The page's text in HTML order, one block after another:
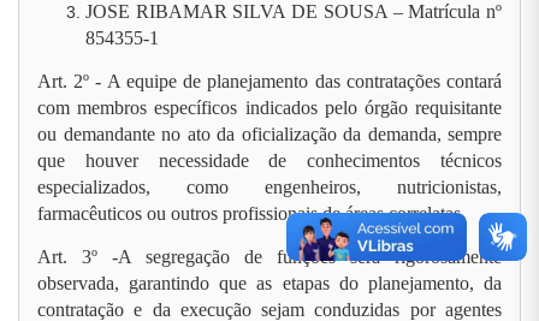
JOSE RIBAMAR SILVA DE SOUSA –Matrícula nº
854355-1
Art. 2º - A equipe de planejamento das contratações contará
com membros específicos indicados pelo órgão requisitante
ou demandante no ato da oficialização da demanda, sempre
que houver necessidade de conhecimentos técnicos
especializados, como engenheiros, nutricionistas,
farmacêuticos ou outros profissionais de áreas correlatas.
Art. 3º -A segregação de funções será rigorosamente
observada, garantindo que as etapas do planejamento, da
contratação e da execução sejam conduzidas por agentes